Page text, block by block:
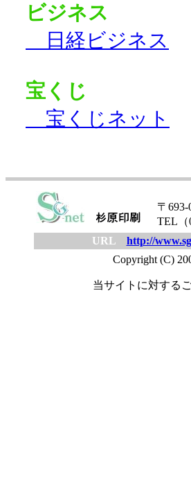
ビジネス
日経ビジネス
宝くじ
宝くじネット
〒
TEL
URL http://
Copyright (C)
当サイトに対する